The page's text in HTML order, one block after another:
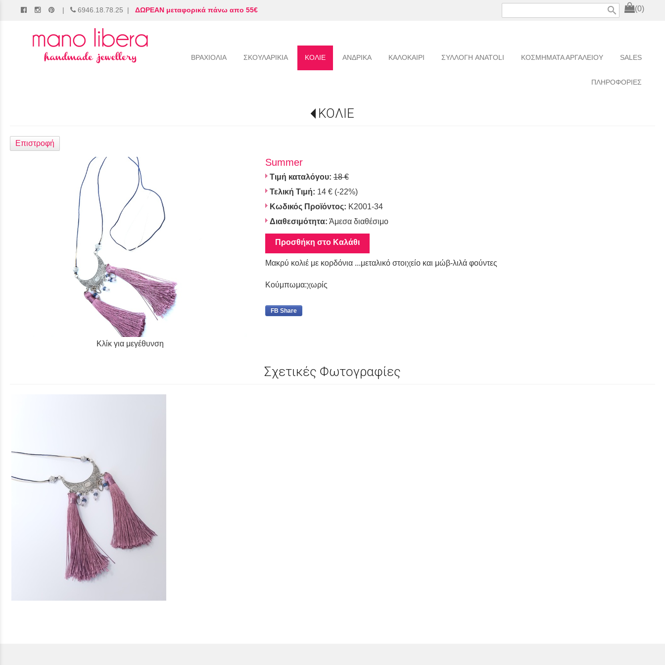
| 6946.18.78.25 | ΔΩΡΕΑΝ μεταφορικά πάνω απο 55€ (0)
search
ΒΡΑΧΙΟΛΙΑ ΣΚΟΥΛΑΡΙΚΙΑ ΚΟΛΙΕ ΑΝΔΡΙΚΑ ΚΑΛΟΚΑΙΡΙ ΣΥΛΛΟΓΗ ANATOLI ΚΟΣΜΗΜΑΤΑ ΑΡΓΑΛΕΙΟΥ SALES
ΠΛΗΡΟΦΟΡΙΕΣ
ΚΟΛΙΕ
Επιστροφή
Κλίκ για μεγέθυνση
Summer
Τιμή καταλόγου: 18 €
Τελική Τιμή: 14 € (-22%)
Κωδικός Προϊόντος: K2001-34
Διαθεσιμότητα: Άμεσα διαθέσιμο
Προσθήκη στο Καλάθι
Μακρύ κολιέ με κορδόνια ...μεταλικό στοιχείο και μώβ-λιλά φούντες
Κούμπωμα:χωρίς
FB Share
Σχετικές Φωτογραφίες